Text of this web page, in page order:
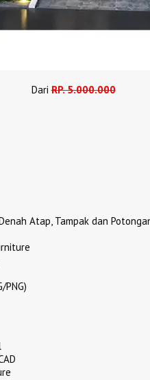
DariRP.5.000.000
Atap, Tampak dan
PNG)